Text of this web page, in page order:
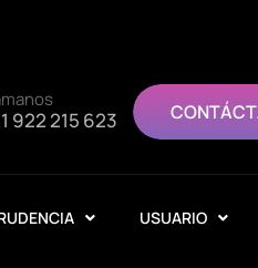
922 215 623
USUARIO